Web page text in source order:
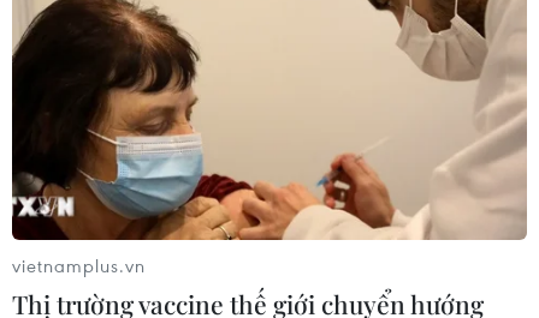
29/05/2024 22:40
Tại Trường mầm non Hồng Nhung 2 (xã Phú Xuân,
thành phố Thái Bình) đã xảy ra sự việc nghiêm trọng
khiến một trẻ tử vong nghi do bị bỏ quên trên xe ôtô đưa
đón của nhà trường.
vietnamplus.vn
Thị trường vaccine thế giới chuyển hướng